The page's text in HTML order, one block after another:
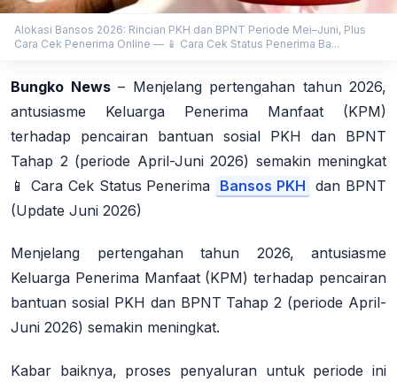
Alokasi Bansos 2026: Rincian PKH dan BPNT Periode Mei–Juni, Plus
Cara Cek Penerima Online — 📱 Cara Cek Status Penerima Ba...
Bungko News– Menjelang pertengahan tahun 2026,
antusiasme Keluarga Penerima Manfaat (KPM)
terhadap pencairan bantuan sosial PKH dan BPNT
Tahap 2 (periode April-Juni 2026) semakin meningkat
📱 Cara Cek Status Penerima Bansos PKH dan BPNT
(Update Juni 2026)
Menjelang pertengahan tahun 2026, antusiasme
Keluarga Penerima Manfaat (KPM) terhadap pencairan
bantuan sosial PKH dan BPNT Tahap 2 (periode April-
Juni 2026) semakin meningkat.
Kabar baiknya, proses penyaluran untuk periode ini